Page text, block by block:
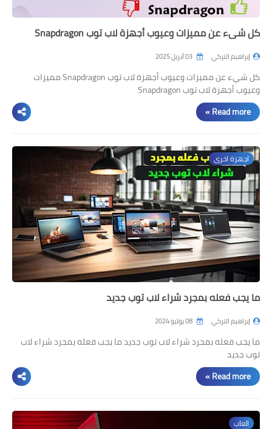
كل شيء عن مميزات وعيوب أجهزة لاب توب Snapdragon
إبراهيم التركي
كل شيء عن مميزات وعيوب أجهزة لاب توب Snapdragon مميزات
وعيوب أجهزة لاب توب Snapdragon
Read more »
اجهزة اخرى
ما يجب فعله بمجرد شراء لاب توب جديد
إبراهيم التركي
ما يجب فعله بمجرد شراء لاب توب جديد ما يجب فعله بمجرد شراء لاب
توب جديد
Read more »
العاب